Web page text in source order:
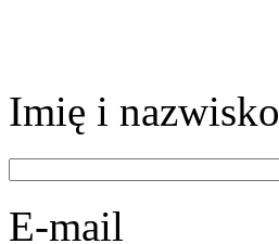
Imię i nazwisko
E-mail